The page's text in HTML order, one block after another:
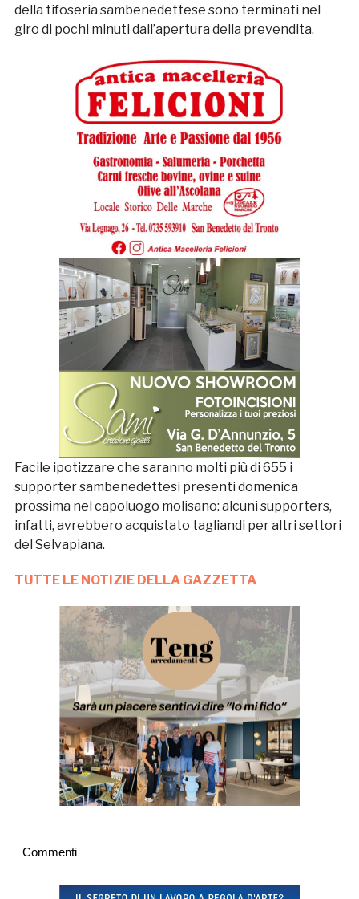
della tifoseria sambenedettese sono terminati nel
giro di pochi minuti dall’apertura della prevendita.
Facile ipotizzare che saranno molti più di 655 i
supporter sambenedettesi presenti domenica
prossima nel capoluogo molisano: alcuni supporters,
infatti, avrebbero acquistato tagliandi per altri settori
del Selvapiana.
TUTTE LE NOTIZIE DELLA GAZZETTA
Commenti